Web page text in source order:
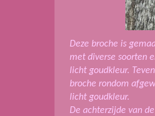
Deze broche is
met diverse soorten
licht goudkleur.
broche rondom
licht goudkleur.
De achterzijde van